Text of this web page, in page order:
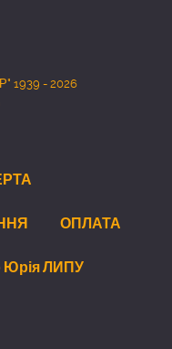
1939 - 2026
ОПЛАТА
Юрія ЛИПУ